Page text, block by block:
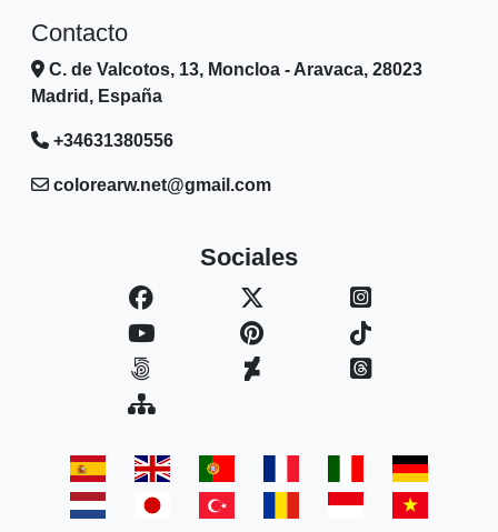
Contacto
C. de Valcotos, 13, Moncloa - Aravaca, 28023
Madrid, España
+34631380556
colorearw.net@gmail.com
Sociales